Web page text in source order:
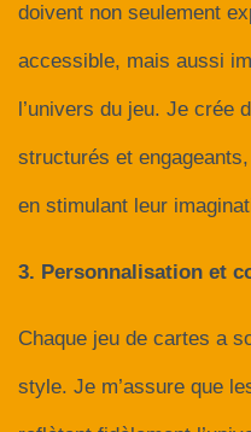
doivent non seulement
accessible, mais aussi
l’univers du jeu. Je crée
structurés et
en stimulant leur
3. Personnalisation et
Chaque jeu de cartes a
style. Je m’assure que